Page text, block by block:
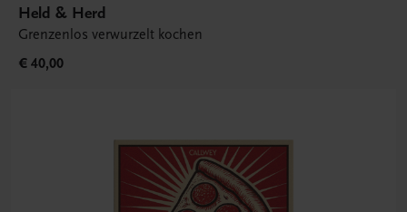
Held & Herd
Grenzenlos verwurzelt kochen
€ 40,00